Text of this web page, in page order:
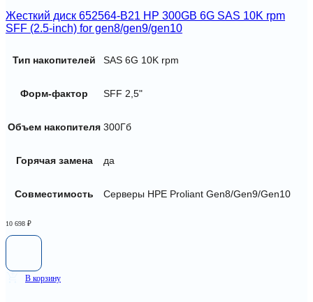
Жесткий диск 652564-B21 HP 300GB 6G SAS 10K rpm
SFF (2.5-inch) for gen8/gen9/gen10
Тип накопителей SAS 6G 10K rpm
Форм-фактор SFF 2,5"
Объем накопителя 300Гб
Горячая замена да
Совместимость Серверы HPE Proliant Gen8/Gen9/Gen10
10 698 ₽
В корзину